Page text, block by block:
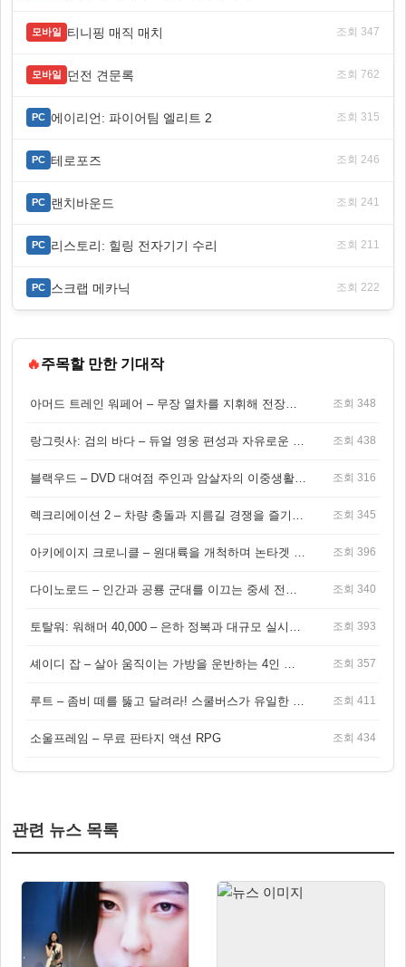
모바일 티니핑 매직 매치 조회 347
모바일 던전 견문록 조회 762
PC 에이리언: 파이어팀 엘리트 2 조회 315
PC 테로포즈 조회 246
PC 랜치바운드 조회 241
PC 리스토리: 힐링 전자기기 수리 조회 211
PC 스크랩 메카닉 조회 222
🔥주목할 만한 기대작
조회 348
조회 438
조회 316
조회 345
조회 396
조회 340
조회 393
조회 357
조회 411
소울프레임 – 무료 판타지 액션 RPG 조회 434
관련 뉴스 목록